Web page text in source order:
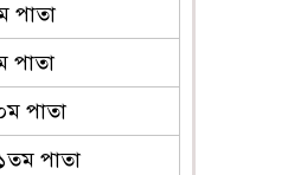
পাতা
পাতা
পাতা
পাতা